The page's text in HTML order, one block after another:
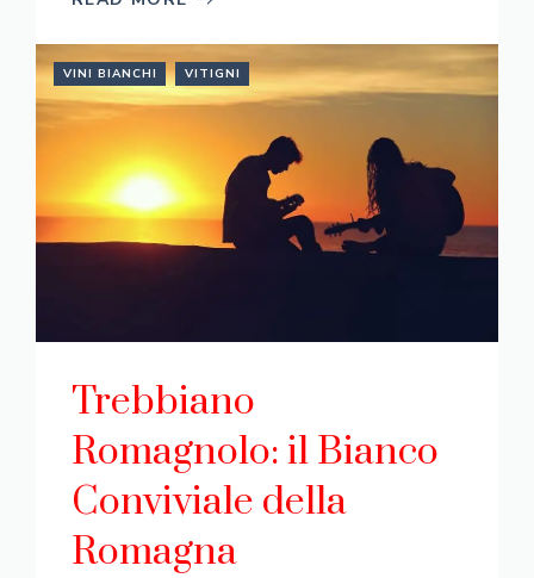
VINI BIANCHI VITIGNI
Trebbiano
Romagnolo: il Bianco
Conviviale della
Romagna